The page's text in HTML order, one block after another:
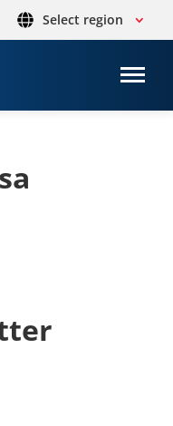
Select region